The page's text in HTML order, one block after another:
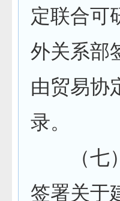
定联合可
外关系部
由贸易协
录。
（七）
签署关于